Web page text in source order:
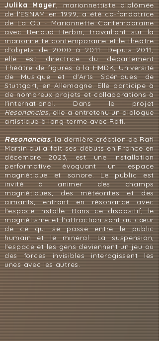
Julika Mayer, marionnettiste diplômée
de l'ESNAM en 1999, a été co-fondatrice
de La Où - Marionnette Contemporaine
avec Renaud Herbin, travaillant sur la
marionnette contemporaine et le théâtre
d'objets de 2000 à 2011. Depuis 2011,
elle est directrice du département
Théâtre de figures à la HMDK, Université
de Musique et d'Arts Scéniques de
Stuttgart, en Allemagne. Elle participe à
de nombreux projets et collaborations à
l'international. Dans le projet
Resonancias, elle a entretenu un dialogue
artistique à long terme avec Rafi.
Resonancias, la dernière création de Rafi
Martin qui a fait ses débuts en France en
décembre 2023, est une installation
performative évoquant un espace
magnétique et sonore. Le public est
invité à animer des champs
magnétiques, des météorites et des
aimants, entrant en résonance avec
l'espace installé. Dans ce dispositif, le
magnétisme et l'attraction sont au cœur
de ce qui se passe entre le public
humain et le minéral. La suspension,
l'espace et les gens deviennent un jeu où
des forces invisibles interagissent les
unes avec les autres.